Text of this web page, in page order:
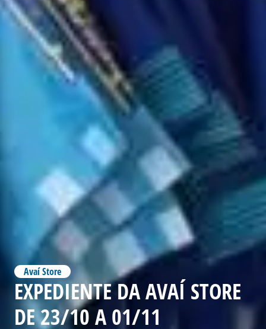
Avaí Store
EXPEDIENTE DA AVAÍ STORE
DE 23/10 A 01/11